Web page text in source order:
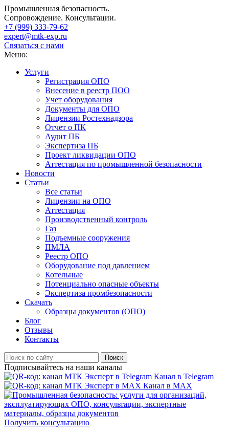
Промышленная безопасность.
Сопровождение. Консультации.
+7 (999) 333-79-62
expert@mtk-exp.ru
Связаться с нами
Меню:
Услуги
Регистрация ОПО
Внесение в реестр ПОО
Учет оборудования
Документы для ОПО
Лицензии Ростехнадзора
Отчет о ПК
Аудит ПБ
Экспертиза ПБ
Проект ликвидации ОПО
Аттестация по промышленной безопасности
Новости
Статьи
Все статьи
Лицензии на ОПО
Аттестация
Производственный контроль
Газ
Подъемные сооружения
ПМЛА
Реестр ОПО
Оборудование под давлением
Котельные
Потенциально опасные объекты
Экспертиза промбезопасности
Скачать
Образцы документов (ОПО)
Блог
Отзывы
Контакты
Поиск
Подписывайтесь на наши каналы
Канал в Telegram
Канал в MAX
Получить консультацию